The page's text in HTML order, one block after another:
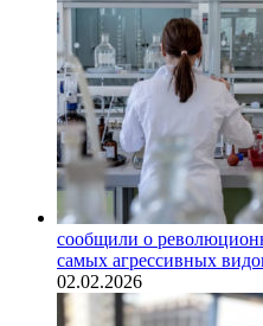
сообщили о
самых агрессивных
02.02.2026